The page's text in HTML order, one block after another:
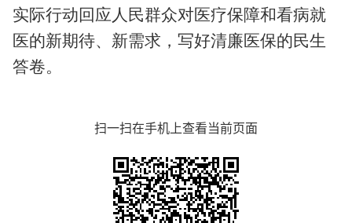
实际行动回应人民群众对医疗保障和看病就
医的新期待、新需求，写好清廉医保的民生
答卷。
扫一扫在手机上查看当前页面